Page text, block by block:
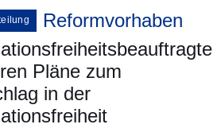
Reformvorhaben
Pläne zum
in der